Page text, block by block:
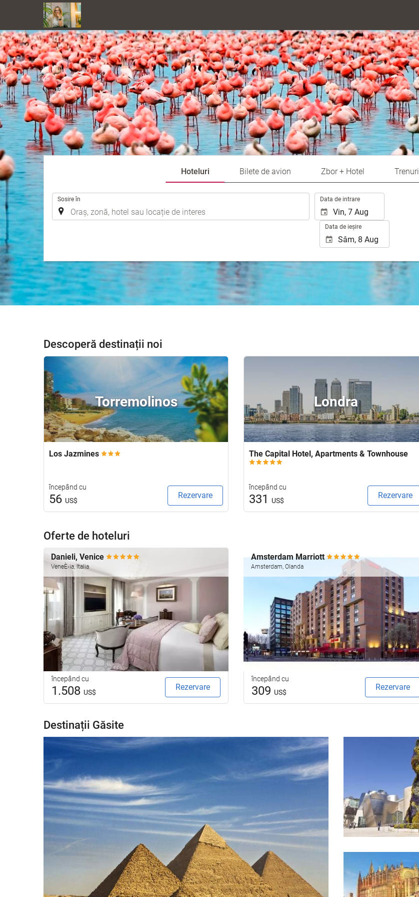
Hoteluri Bilete de avion Zbor + Hotel Trenuri
Sosire în Data de intrare
Data de ieșire
Descoperă destinații noi
Torremolinos
Los Jazmines
începând cu
56 US$
Rezervare
Londra
The Capital Hotel, Apartments & Townhouse
începând cu
331 US$
Rezervare
Oferte de hoteluri
Danieli, Venice
VeneÈ›ia, Italia
începând cu
1.508 US$
Rezervare
Amsterdam Marriott
Amsterdam, Olanda
începând cu
309 US$
Rezervare
Destinații Găsite